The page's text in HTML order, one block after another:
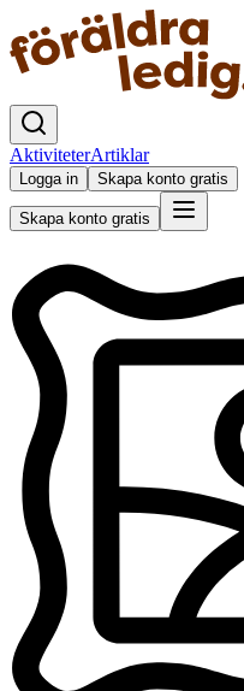
AktiviteterArtiklar
Logga in Skapa konto gratis
Skapa konto gratis